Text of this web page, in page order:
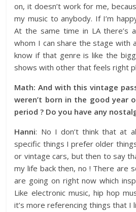
on, it doesn’t work for me,
my music to anybody. If I’m
At the same time in LA there’s
whom I can share the stage with
know if that genre is like the
shows with other that feels right
Math: And with this vintage
weren’t born in the good year
period ? Do you have any
Hanni: No I don’t think that at
specific things I prefer older
or vintage cars, but then to say
my life back then, no ! There are
are going on right now which
Like electronic music, hip hop
it’s more referencing things that I